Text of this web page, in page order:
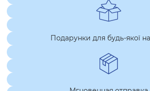
Подарунки для будь-якої